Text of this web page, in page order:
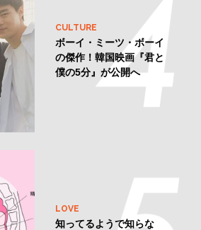
CULTURE
ボーイ・ミーツ・ボーイ
の傑作！韓国映画『君と
僕の5分』が公開へ
LOVE
知ってるようで知らな